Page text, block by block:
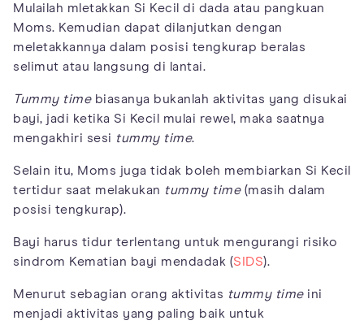
Mulailah mletakkan Si Kecil di dada atau pangkuan
Moms. Kemudian dapat dilanjutkan dengan
meletakkannya dalam posisi tengkurap beralas
selimut atau langsung di lantai.
Tummy timebiasanya bukanlah aktivitas yang disukai
bayi, jadi ketika Si Kecil mulai rewel, maka saatnya
mengakhiri sesi tummy time.
Selain itu, Moms juga tidak boleh membiarkan Si Kecil
tertidur saat melakukan tummy time(masih dalam
posisi tengkurap).
Bayi harus tidur terlentang untuk mengurangi risiko
sindrom Kematian bayi mendadak (SIDS).
Menurut sebagian orang aktivitas tummy timeini
menjadi aktivitas yang paling baik untuk